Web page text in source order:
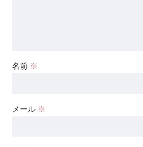
名前 ※
メール ※